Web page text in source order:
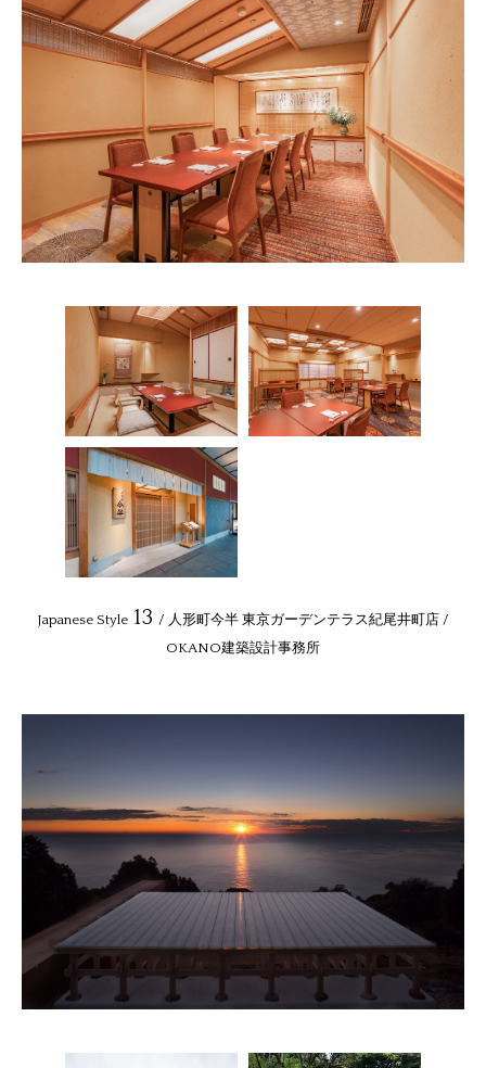
Japanese Style 13 / 人形町今半 東京ガーデンテラス紀尾井町店 /
OKANO建築設計事務所